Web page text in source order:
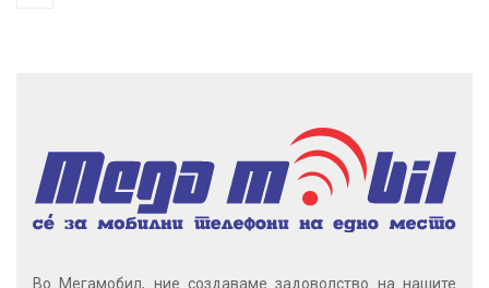
Во Мегамобил, ние создаваме задоволство на нашите